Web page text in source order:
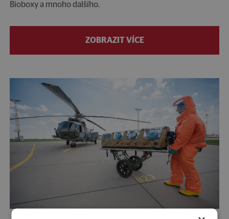
Bioboxy a mnoho dalšího.
ZOBRAZIT VÍCE